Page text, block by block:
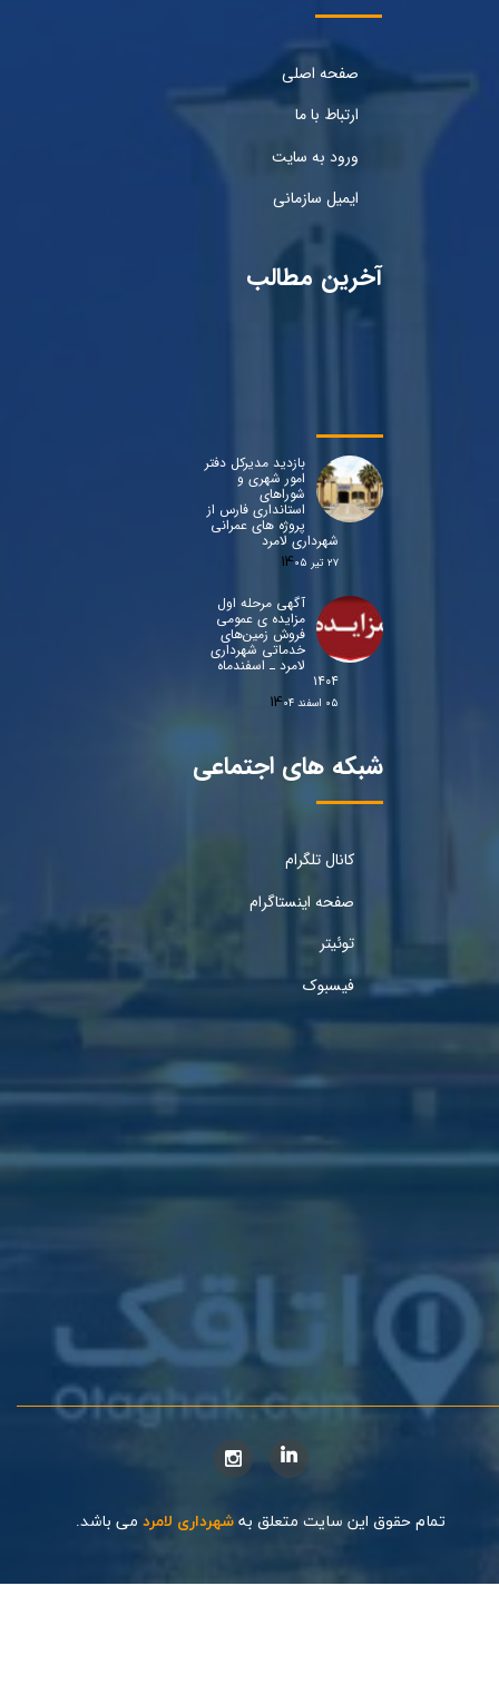
صفحه اصلی
ارتباط با ما
ورود به سایت
ایمیل سازمانی
آخرین مطالب
بازدید مدیرکل دفتر
امور شهری و
شوراهای
استانداری فارس از
پروژه های عمرانی
شهرداری لامرد
۲۷ تیر ۰۵
آگهی مرحله اول
مزایده ی عمومی
فروش زمین‌های
خدماتی شهرداری
لامرد ـ اسفندماه
۱۴۰۴
۰۵ اسفند ۰۴
شبکه های اجتماعی
کانال تلگرام
صفحه اینستاگرام
توئیتر
فیسبوک
تمام حقوق این سایت متعلق به شهرداری لامرد می باشد.